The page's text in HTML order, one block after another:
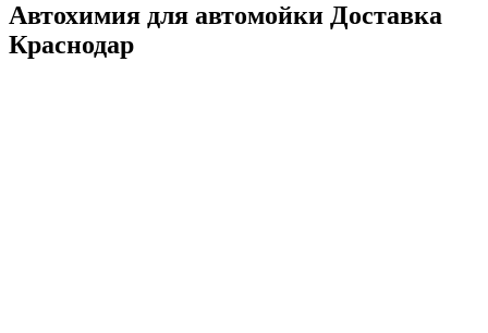
Автохимия для автомойки Доставка
Краснодар